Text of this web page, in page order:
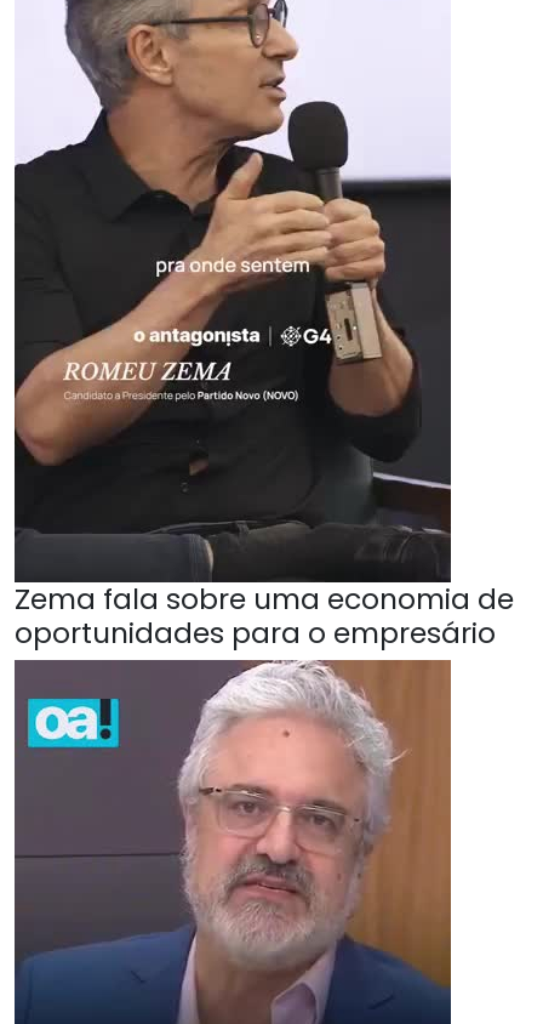
Zema fala sobre uma economia de
oportunidades para o empresário